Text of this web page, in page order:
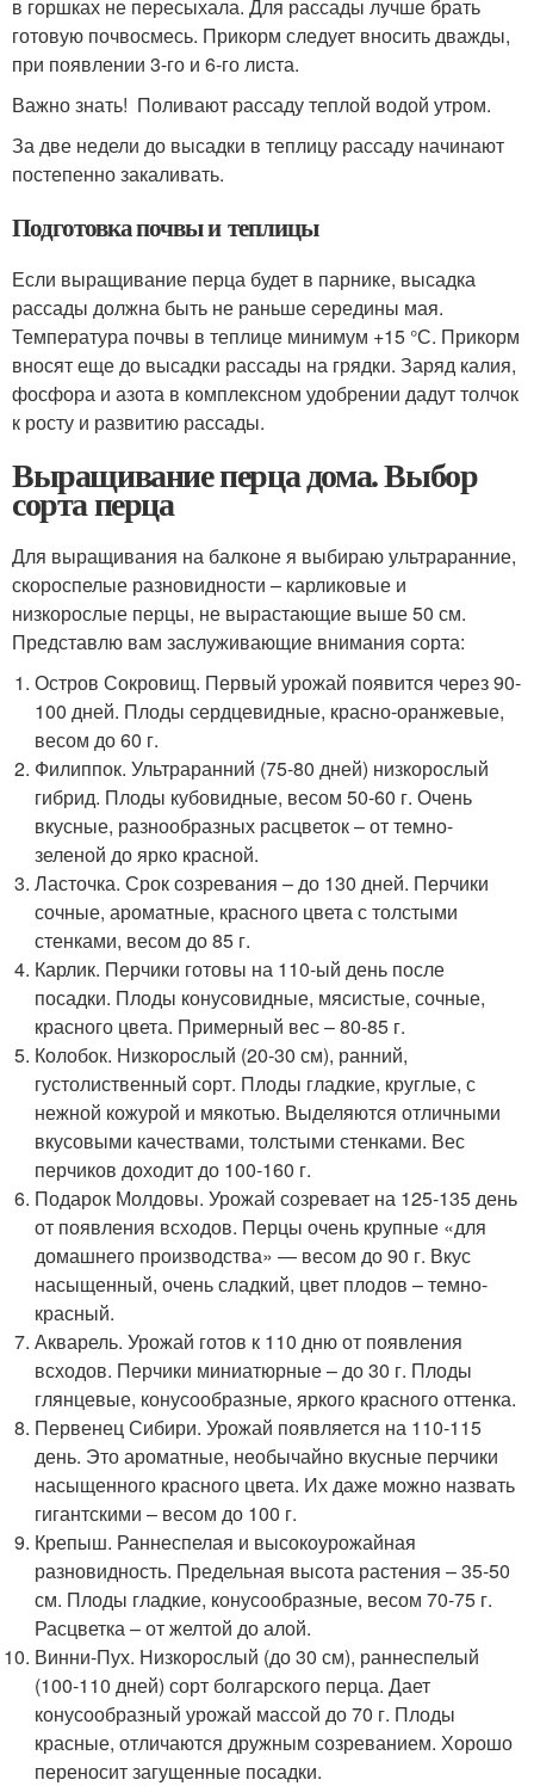
в горшках не пересыхала. Для рассады лучше брать
готовую почвосмесь. Прикорм следует вносить дважды,
при появлении 3-го и 6-го листа.
Важно знать! Поливают рассаду теплой водой утром.
За две недели до высадки в теплицу рассаду начинают
постепенно закаливать.
Подготовка почвы и теплицы
Если выращивание перца будет в парнике, высадка
рассады должна быть не раньше середины мая.
Температура почвы в теплице минимум +15 °С. Прикорм
вносят еще до высадки рассады на грядки. Заряд калия,
фосфора и азота в комплексном удобрении дадут толчок
к росту и развитию рассады.
Выращивание перца дома. Выбор
сорта перца
Для выращивания на балконе я выбираю ультраранние,
скороспелые разновидности – карликовые и
низкорослые перцы, не вырастающие выше 50 см.
Представлю вам заслуживающие внимания сорта:
Остров Сокровищ. Первый урожай появится через 90-
100 дней. Плоды сердцевидные, красно-оранжевые,
весом до 60 г.
Филиппок. Ультраранний (75-80 дней) низкорослый
гибрид. Плоды кубовидные, весом 50-60 г. Очень
вкусные, разнообразных расцветок – от темно-
зеленой до ярко красной.
Ласточка. Срок созревания – до 130 дней. Перчики
сочные, ароматные, красного цвета с толстыми
стенками, весом до 85 г.
Карлик. Перчики готовы на 110-ый день после
посадки. Плоды конусовидные, мясистые, сочные,
красного цвета. Примерный вес – 80-85 г.
Колобок. Низкорослый (20-30 см), ранний,
густолиственный сорт. Плоды гладкие, круглые, с
нежной кожурой и мякотью. Выделяются отличными
вкусовыми качествами, толстыми стенками. Вес
перчиков доходит до 100-160 г.
Подарок Молдовы. Урожай созревает на 125-135 день
от появления всходов. Перцы очень крупные «для
домашнего производства» — весом до 90 г. Вкус
насыщенный, очень сладкий, цвет плодов – темно-
красный.
Акварель. Урожай готов к 110 дню от появления
всходов. Перчики миниатюрные – до 30 г. Плоды
глянцевые, конусообразные, яркого красного оттенка.
Первенец Сибири. Урожай появляется на 110-115
день. Это ароматные, необычайно вкусные перчики
насыщенного красного цвета. Их даже можно назвать
гигантскими – весом до 100 г.
Крепыш. Раннеспелая и высокоурожайная
разновидность. Предельная высота растения – 35-50
см. Плоды гладкие, конусообразные, весом 70-75 г.
Расцветка – от желтой до алой.
Винни-Пух. Низкорослый (до 30 см), раннеспелый
(100-110 дней) сорт болгарского перца. Дает
конусообразный урожай массой до 70 г. Плоды
красные, отличаются дружным созреванием. Хорошо
переносит загущенные посадки.